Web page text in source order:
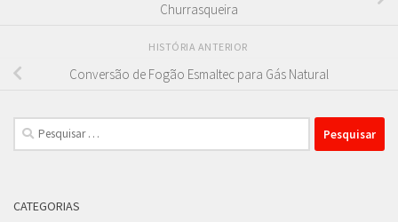
Churrasqueira
HISTÓRIA ANTERIOR
Conversão de Fogão Esmaltec para Gás Natural
Pesquisar
por:
CATEGORIAS